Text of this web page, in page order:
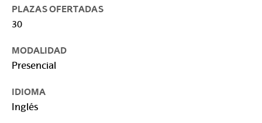
PLAZAS OFERTADAS
30
MODALIDAD
Presencial
IDIOMA
Inglés